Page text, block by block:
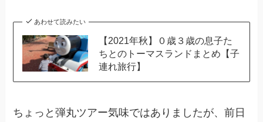
あわせて読みたい
【2021年秋】０歳３歳の息子た
ちとのトーマスランドまとめ【子
連れ旅行】
ちょっと弾丸ツアー気味ではありましたが、前日